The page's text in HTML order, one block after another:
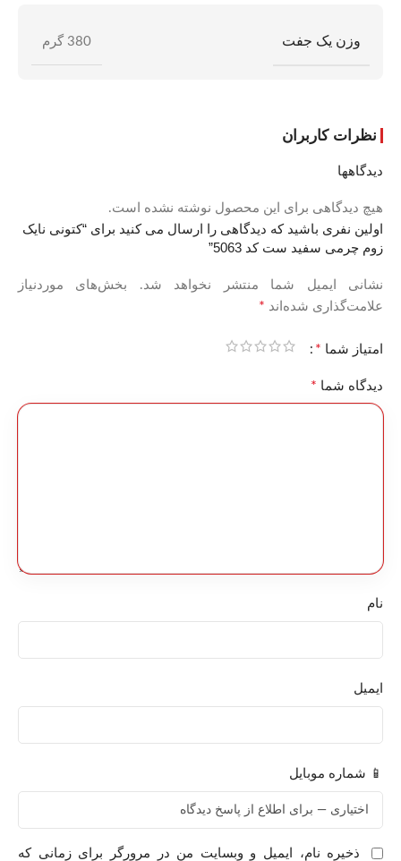
وزن یک جفت 380 گرم
نظرات کاربران
دیدگاهها
هیچ دیدگاهی برای این محصول نوشته نشده است.
اولین نفری باشید که دیدگاهی را ارسال می کنید برای “کتونی نایک
زوم چرمی سفید ست کد 5063”
نشانی ایمیل شما منتشر نخواهد شد.
بخش‌های موردنیاز
علامت‌گذاری شده‌اند *
امتیاز شما *
دیدگاه شما *
نام
ایمیل
📱 شماره موبایل
ذخیره نام، ایمیل و وبسایت من در مرورگر برای زمانی که